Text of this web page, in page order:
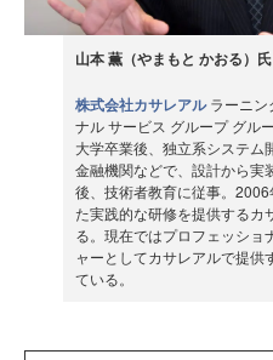
山本 薫（やまもと かおる）氏
株式会社カサレアルラーニン
ナル サービス グループ グル
大学卒業後、独立系システム
金融機関などで、設計から実
後、技術者教育に従事。
た実践的な研修を提供するカ
る。現在ではプロフェッショ
ャーとしてカサレアルで提供
ている。